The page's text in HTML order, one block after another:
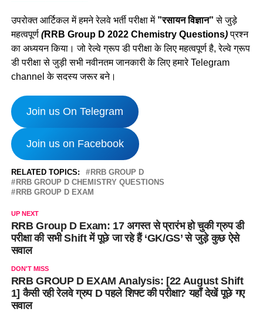
उपरोक्त आर्टिकल में हमने रेलवे भर्ती परीक्षा में”रसायन विज्ञान”से जुड़े
महत्वपूर्ण (RRB Group D 2022 Chemistry Questions)प्रश्न
का अध्ययन किया। जो रेल्वे ग्रूप डी परीक्षा के लिए महत्वपूर्ण है, रेल्वे ग्रूप
डी परीक्षा से जुड़ी सभी नवीनतम जानकारी के लिए हमारे Telegram
channel के सदस्य जरूर बने।
Join us On Telegram
Join us on Facebook
RELATED TOPICS:
RRB GROUP D
RRB GROUP D CHEMISTRY QUESTIONS
RRB GROUP D EXAM
UP NEXT
RRB Group D Exam: 17 अगस्त से प्रारंभ हो चुकी ग्रुप डी
परीक्षा की सभी Shift में पूछे जा रहे हैं ‘GK/GS’ से जुड़े कुछ ऐसे
सवाल
DON'T MISS
RRB GROUP D EXAM Analysis: [22 August Shift
1] कैसी रही रेलवे ग्रुप D पहले शिफ्ट की परीक्षा? यहाँ देखें पूछे गए
सवाल